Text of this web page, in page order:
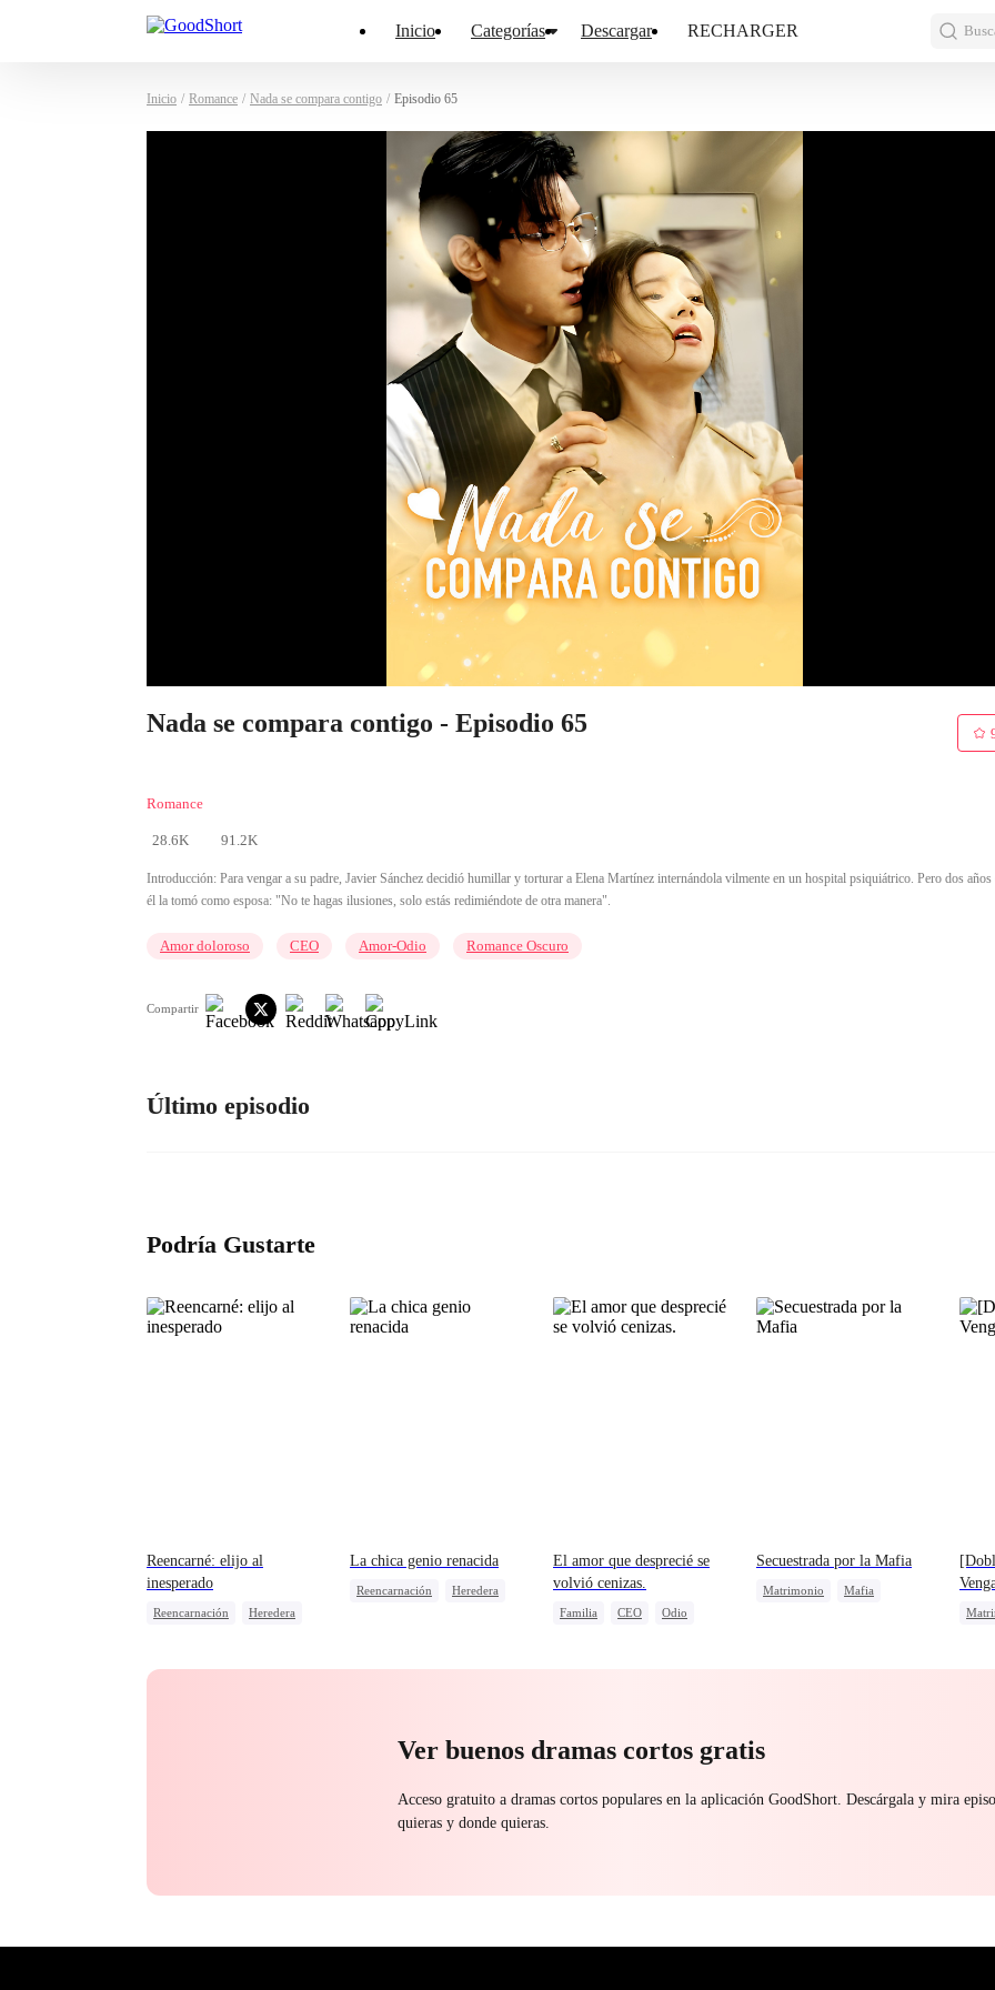
Inicio Categorías Descargar RECHARGER
Inicio / Romance / Nada se compara contigo / Episodio 65
Nada se compara contigo - Episodio 65
Romance
28.6K 91.2K
Introducción: Para vengar a su padre, Javier Sánchez decidió humillar y torturar a Elena Martínez internándola vilmente en un hospital psiquiátrico. Pero dos años
él la tomó como esposa: "No te hagas ilusiones, solo estás redimiéndote de otra manera".
Amor doloroso CEO Amor-Odio Romance Oscuro
Compartir
Último episodio
Podría Gustarte
Reencarné: elijo al
inesperado
Reencarnación
Heredera
La chica genio renacida
Reencarnación
Heredera
El amor que desprecié se
volvió cenizas.
Familia CEO
Odio
Secuestrada por la Mafia
Matrimonio
Mafia
Ver buenos dramas cortos gratis
Acceso gratuito a dramas cortos populares en la aplicación GoodShort. Descárgala y mira
quieras y donde quieras.